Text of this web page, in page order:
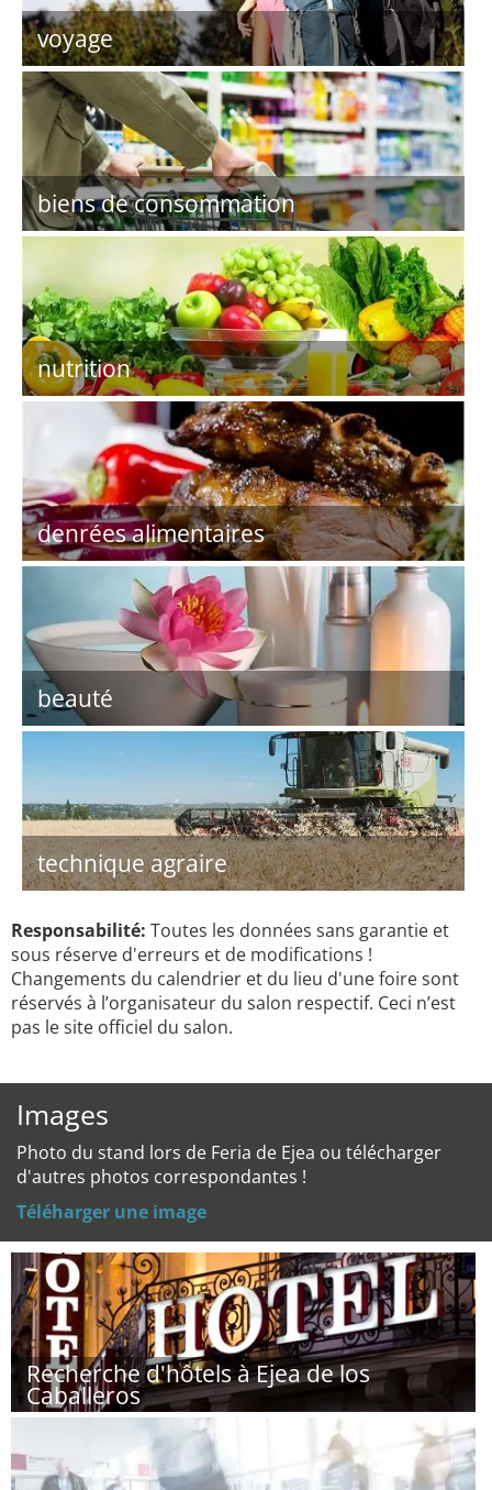
voyage
biens de consommation
nutrition
denrées alimentaires
beauté
technique agraire
Responsabilité: Toutes les données sans garantie et
sous réserve d'erreurs et de modifications !
Changements du calendrier et du lieu d'une foire sont
réservés à l’organisateur du salon respectif. Ceci n’est
pas le site officiel du salon.
Images
Photo du stand lors de Feria de Ejea ou télécharger
d'autres photos correspondantes !
Téléharger une image
Recherche d'hôtels à Ejea de los
Caballeros